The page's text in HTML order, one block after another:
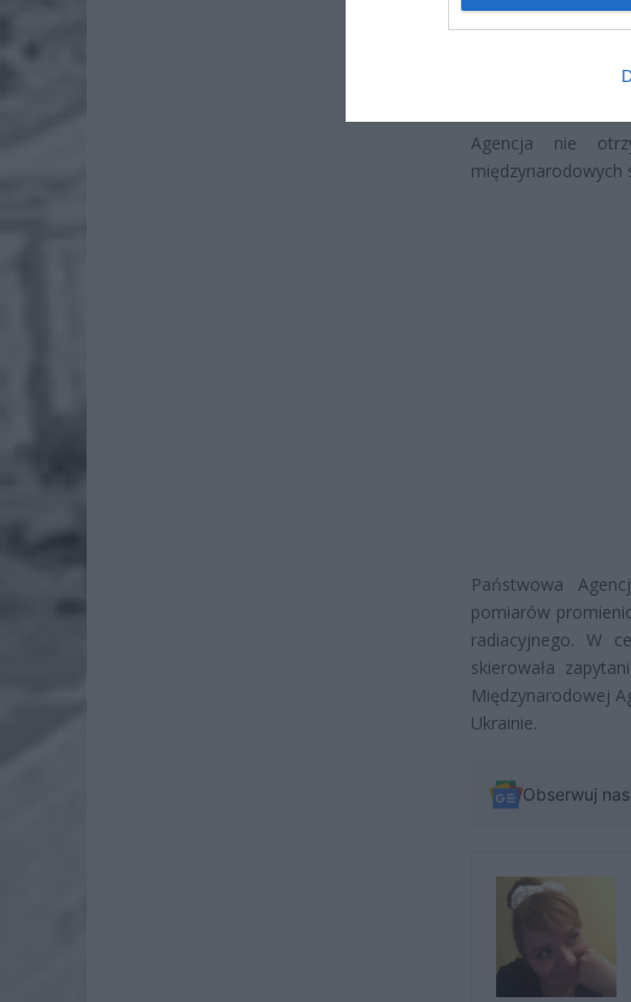
Pieniądze dla
4 sierpnia 2026
Agencja nie
międzynarodowych
Państwowa
pomiarów
radiacyjnego. W
skierowała
Międzynarodowej
Ukrainie.
Obserwuj